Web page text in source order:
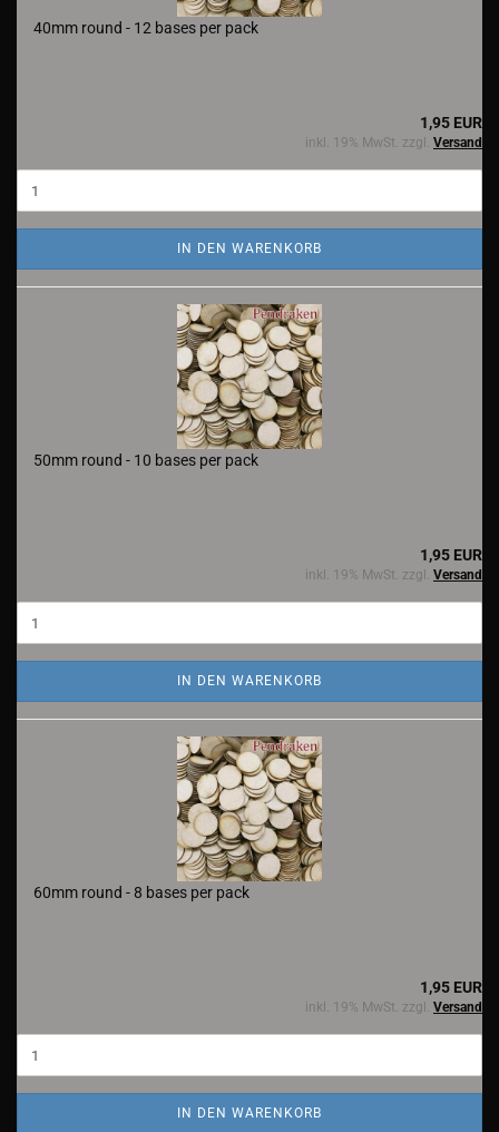
40mm round - 12 bases per pack
1,95 EUR
inkl. 19% MwSt. zzgl. Versand
IN DEN WARENKORB
50mm round - 10 bases per pack
1,95 EUR
inkl. 19% MwSt. zzgl. Versand
IN DEN WARENKORB
60mm round - 8 bases per pack
1,95 EUR
inkl. 19% MwSt. zzgl. Versand
IN DEN WARENKORB